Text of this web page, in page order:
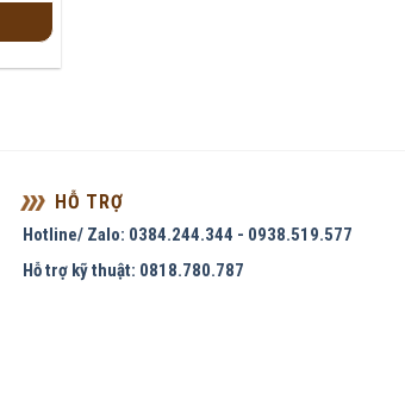
HỖ TRỢ
Hotline/ Zalo: 0384.244.344 - 0938.519.577
Hỗ trợ kỹ thuật: 0818.780.787